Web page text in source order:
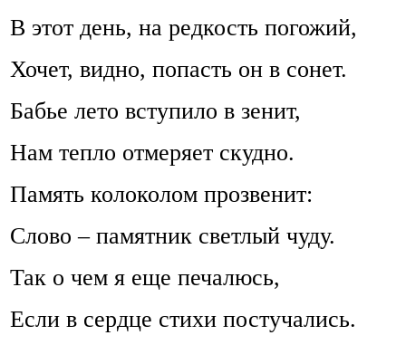
В этот день, на редкость погожий,
Хочет, видно, попасть он в сонет.
Бабье лето вступило в зенит,
Нам тепло отмеряет скудно.
Память колоколом прозвенит:
Слово – памятник светлый чуду.
Так о чем я еще печалюсь,
Если в сердце стихи постучались.